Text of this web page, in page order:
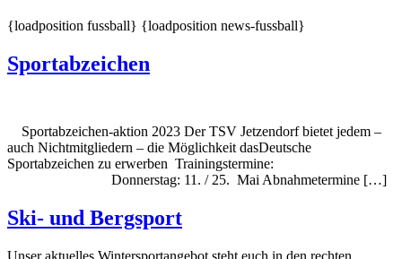
{loadposition fussball} {loadposition news-fussball}
Sportabzeichen
Sportabzeichen-aktion 2023 Der TSV Jetzendorf bietet jedem –
auch Nichtmitgliedern – die Möglichkeit dasDeutsche
Sportabzeichen zu erwerben Trainingstermine:
Donnerstag: 11. / 25. Mai Abnahmetermine […]
Ski- und Bergsport